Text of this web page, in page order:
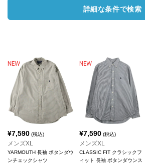
詳細な条件で検索
¥7,590 (税込)
メンズXL
YARMOUTH 長袖 ボタンダウ
ンチェックシャツ
¥7,590(税込)
メンズXL
CLASSIC FIT クラシックフ
ィット 長袖 ボタンダウンス